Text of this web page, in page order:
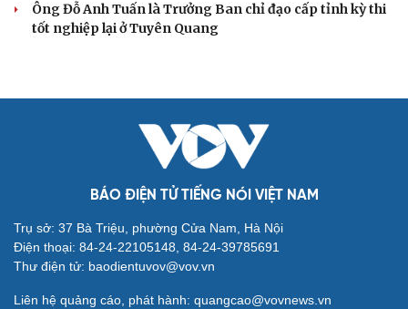
Ông Đỗ Anh Tuấn là Trưởng Ban chỉ đạo cấp tỉnh kỳ thi
tốt nghiệp lại ở Tuyên Quang
BÁO ĐIỆN TỬ TIẾNG NÓI VIỆT NAM
Trụ sở: 37 Bà Triệu, phường Cửa Nam, Hà Nội
Điện thoại: 84-24-22105148, 84-24-39785691
Thư điện tử: baodientuvov@vov.vn
Liên hệ quảng cáo, phát hành: quangcao@vovnews.vn